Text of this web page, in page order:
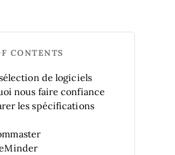
CONTENTS
de logiciels
nous faire confiance
les spécifications